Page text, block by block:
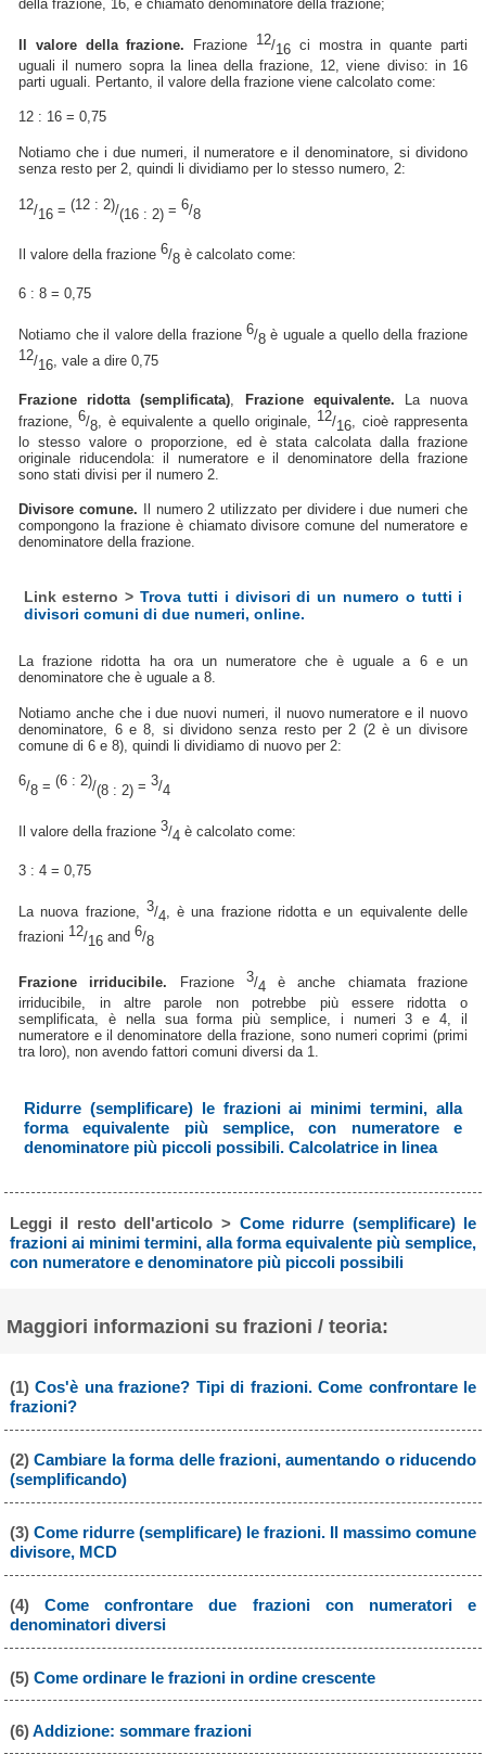
della frazione, 16, è chiamato denominatore della frazione;
Il valore della frazione. Frazione 12/16 ci mostra in quante parti
uguali il numero sopra la linea della frazione, 12, viene diviso: in 16
parti uguali. Pertanto, il valore della frazione viene calcolato come:
12 : 16 = 0,75
Notiamo che i due numeri, il numeratore e il denominatore, si dividono
senza resto per 2, quindi li dividiamo per lo stesso numero, 2:
12/16 =(12 : 2)/(16 : 2) =6/8
Il valore della frazione6/8 è calcolato come:
6 : 8 = 0,75
Notiamo che il valore della frazione 6/8 è uguale a quello della frazione
12/16 , vale a dire 0,75
Frazione ridotta (semplificata), Frazione equivalente. La nuova
frazione,6/8, è equivalente a quello originale, 12/16, cioè rappresenta
lo stesso valore o proporzione, ed è stata calcolata dalla frazione
originale riducendola: il numeratore e il denominatore della frazione
sono stati divisi per il numero 2.
Divisore comune. Il numero 2 utilizzato per dividere i due numeri che
compongono la frazione è chiamato divisore comune del numeratore e
denominatore della frazione.
Link esterno >Trova tutti i divisori di un numero o tutti i
divisori comuni di due numeri, online.
La frazione ridotta ha ora un numeratore che è uguale a 6 e un
denominatore che è uguale a 8.
Notiamo anche che i due nuovi numeri, il nuovo numeratore e il nuovo
denominatore, 6 e 8, si dividono senza resto per 2 (2 è un divisore
comune di 6 e 8), quindi li dividiamo di nuovo per 2:
6/8 =(6 : 2)/(8 : 2) =3/4
Il valore della frazione3/4 è calcolato come:
3 : 4 = 0,75
La nuova frazione, 3/4 , è una frazione ridotta e un equivalente delle
frazioni 12/16 and6/8
Frazione irriducibile. Frazione 3/4 è anche chiamata frazione
irriducibile, in altre parole non potrebbe più essere ridotta o
semplificata, è nella sua forma più semplice, i numeri 3 e 4, il
numeratore e il denominatore della frazione, sono numeri coprimi (primi
tra loro), non avendo fattori comuni diversi da 1.
Ridurre (semplificare) le frazioni ai minimi termini, alla
forma equivalente più semplice, con numeratore e
denominatore più piccoli possibili. Calcolatrice in linea
Leggi il resto dell'articolo > Come ridurre (semplificare) le
frazioni ai minimi termini, alla forma equivalente più semplice,
con numeratore e denominatore più piccoli possibili
Maggiori informazioni su frazioni / teoria:
(1)Cos'è una frazione? Tipi di frazioni. Come confrontare le
frazioni?
(2)Cambiare la forma delle frazioni, aumentando o riducendo
(semplificando)
(3) Come ridurre (semplificare) le frazioni. Il massimo comune
divisore, MCD
(4) Come confrontare due frazioni con numeratori e
denominatori diversi
(5) Come ordinare le frazioni in ordine crescente
(6)Addizione: sommare frazioni